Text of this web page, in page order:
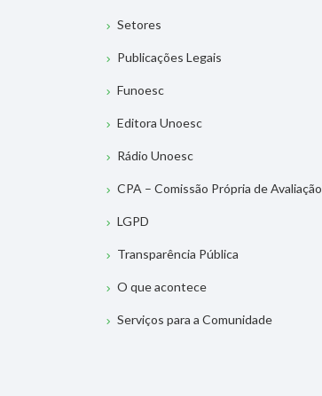
Setores
Publicações Legais
Funoesc
Editora Unoesc
Rádio Unoesc
CPA – Comissão Própria de Avaliação
LGPD
Transparência Pública
O que acontece
Serviços para a Comunidade